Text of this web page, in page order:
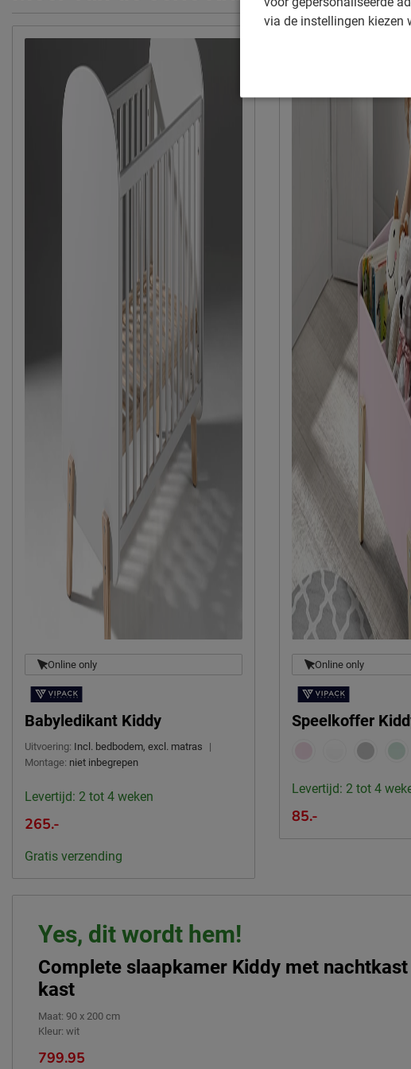
Online only
Babyledikant Kiddy
Uitvoering: Incl. bedbodem, excl. matras
|
Montage: niet inbegrepen
Levertijd: 2 tot 4 weken
265.-
Gratis verzending
Online only
Speelkoffer
Levertijd: 2 tot 4
85.-
Yes, dit wordt hem!
Complete slaapkamer Kiddy met
kast
Maat: 90 x 200 cm
Kleur: wit
799.95
via de instellingen kiezen